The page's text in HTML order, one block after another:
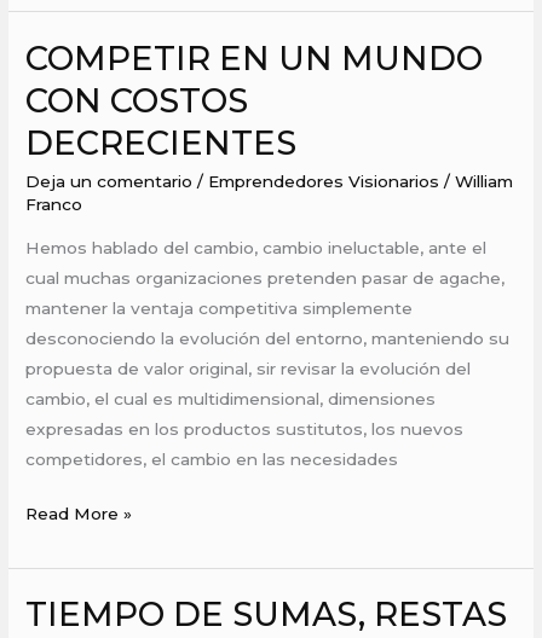
COMPETIR EN UN MUNDO
CON COSTOS
DECRECIENTES
Deja un comentario / Emprendedores Visionarios /William
Franco
Hemos hablado del cambio, cambio ineluctable, ante el
cual muchas organizaciones pretenden pasar de agache,
mantener la ventaja competitiva simplemente
desconociendo la evolución del entorno, manteniendo su
propuesta de valor original, sir revisar la evolución del
cambio, el cual es multidimensional, dimensiones
expresadas en los productos sustitutos, los nuevos
competidores, el cambio en las necesidades
COMPETIR
UN
MUNDO
CON
COSTOS
Read More »
TIEMPO DE SUMAS, RESTAS
TIEMPO